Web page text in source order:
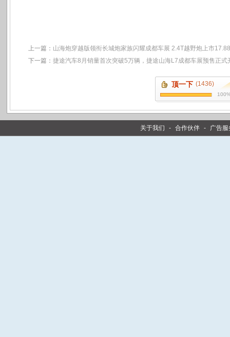
上一篇： 山海炮穿越版领衔长城炮家族闪耀成都车展 2.4T越野炮上市
下一篇： 捷途汽车8月销量首次突破5万辆，捷途山海L7成都车展预售正式
顶一下 (1436)
关于我们 - 合作伙伴 - 广告服